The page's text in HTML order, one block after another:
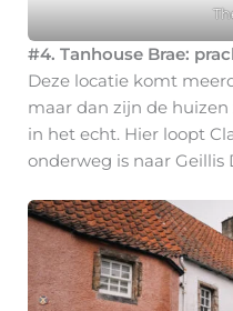
#4. Tanhouse Brae:
Deze locatie komt
maar dan zijn de
in het echt. Hier loopt
onderweg is naar Geillis